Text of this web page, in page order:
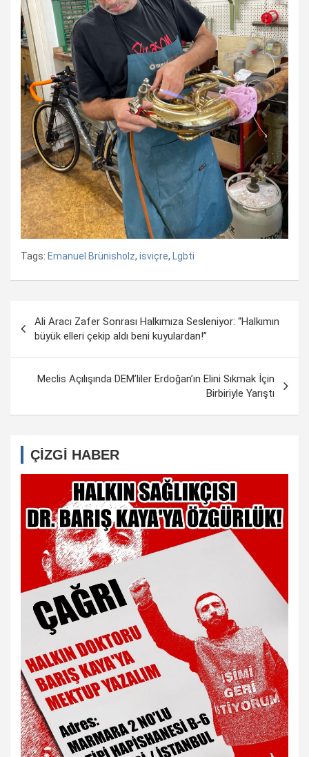
Tags: Emanuel Brünisholz, isviçre, Lgbti
dolaşımı
Ali Aracı Zafer Sonrası Halkımıza Sesleniyor: “Halkımın
büyük elleri çekip aldı beni kuyulardan!”
Meclis Açılışında DEM’liler Erdoğan’ın Elini Sıkmak İçin
Birbiriyle Yarıştı
ÇİZGİ HABER